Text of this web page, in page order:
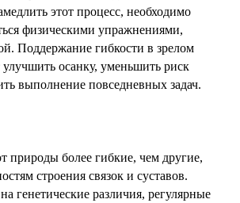
этот процесс, необходимо
физическими упражнениями,
Поддержание гибкости в зрелом
улучшить осанку, уменьшить риск
выполнение повседневных задач.
природы более гибкие, чем другие,
строения связок и суставов.
генетические различия, регулярные